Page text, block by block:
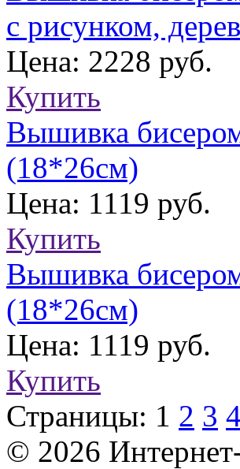
с рисунком,
Цена: 2228 руб.
Купить
Вышивка
(18*26см)
Цена: 1119 руб.
Купить
Вышивка
(18*26см)
Цена: 1119 руб.
Купить
Страницы: 1 2 3 4
© 2026